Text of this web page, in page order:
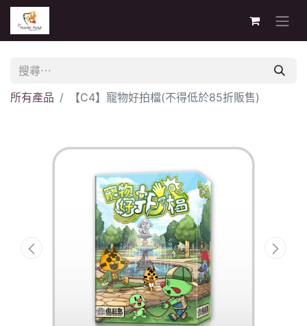
所有產品 【C4】寵物好拍檔(不得低於85折販售)